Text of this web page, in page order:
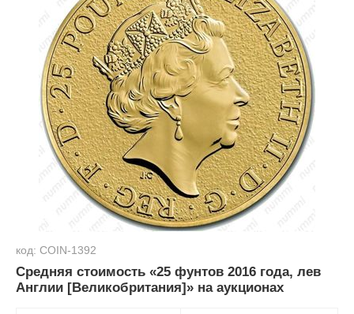
код: COIN-1392
Средняя стоимость «25 фунтов 2016 года, лев
Англии [Великобритания]» на аукционах